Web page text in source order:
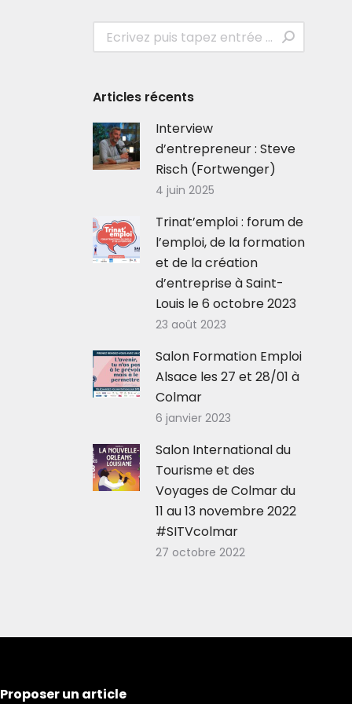
Recherche
Articles récents
Interview
d’entrepreneur : Steve
Risch (Fortwenger)
4 juin 2025
Trinat’emploi : forum de
l’emploi, de la formation
et de la création
d’entreprise à Saint-
Louis le 6 octobre 2023
23 août 2023
Salon Formation Emploi
Alsace les 27 et 28/01 à
Colmar
6 janvier 2023
Salon International du
Tourisme et des
Voyages de Colmar du
11 au 13 novembre 2022
#SITVcolmar
27 octobre 2022
Proposer un article